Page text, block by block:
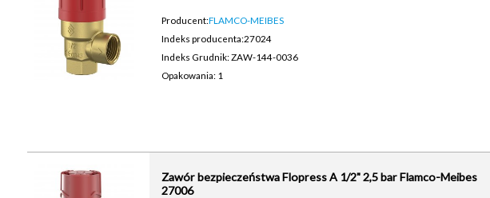
Producent:FLAMCO-MEIBES
Indeks producenta:27024
Indeks Grudnik: ZAW-144-0036
Opakowania: 1
Zawór bezpieczeństwa Flopress A 1/2" 2,5 bar Flamco-Meibes
27006